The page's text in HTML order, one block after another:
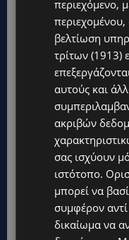
UPDATES
ΦΟΝΟΣ ΣΤΗΝ
συλλήψεις, ο
UPDATES
ΛΑΡΝΑΚΑ:
σκύλων –
και άτομα με
VIBE NEWS
Διεθνώς
σχέση
UPDATES
περιεχόμενο,
βελτίωση
τρίτων (1913)
αυτούς και
ακριβών
σας ισχύουν
ιστότοπο.
μπορεί να
συμφέρον αντί
δικαίωμα να